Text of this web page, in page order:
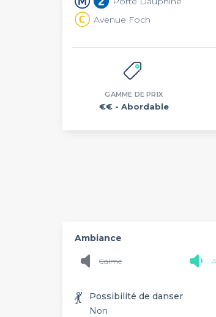
Avenue Foch
GAMME DE PRIX
€€ - Abordable
Ambiance
Calme
💃
Possibilité de danser
Non